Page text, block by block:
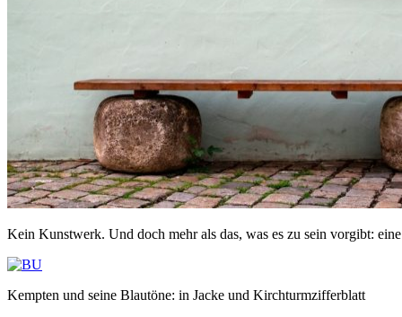
Kein Kunstwerk. Und doch mehr als das, was es zu sein vorgibt:
Kempten und seine Blautöne: in Jacke und Kirchturmzifferblatt